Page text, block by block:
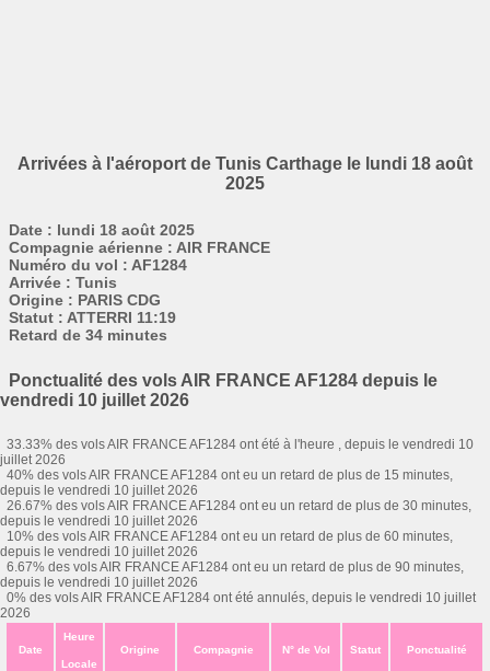
Arrivées à l'aéroport de Tunis Carthage le lundi 18 août
2025
Date : lundi 18 août 2025
Compagnie aérienne : AIR FRANCE
Numéro du vol : AF1284
Arrivée : Tunis
Origine : PARIS CDG
Statut : ATTERRI 11:19
Retard de 34 minutes
Ponctualité des vols AIR FRANCE AF1284 depuis le
vendredi 10 juillet 2026
33.33% des vols AIR FRANCE AF1284 ont été à l'heure , depuis le vendredi 10
juillet 2026
40% des vols AIR FRANCE AF1284 ont eu un retard de plus de 15 minutes,
depuis le vendredi 10 juillet 2026
26.67% des vols AIR FRANCE AF1284 ont eu un retard de plus de 30 minutes,
depuis le vendredi 10 juillet 2026
10% des vols AIR FRANCE AF1284 ont eu un retard de plus de 60 minutes,
depuis le vendredi 10 juillet 2026
6.67% des vols AIR FRANCE AF1284 ont eu un retard de plus de 90 minutes,
depuis le vendredi 10 juillet 2026
0% des vols AIR FRANCE AF1284 ont été annulés, depuis le vendredi 10 juillet
2026
Date
Heure
Locale
Origine Compagnie N° de Vol Statut Ponctualité